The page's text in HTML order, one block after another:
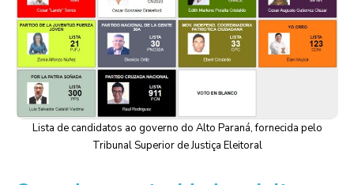
Lista de candidatos ao governo do Alto Paraná, fornecida pelo
Tribunal Superior de Justiça Eleitoral